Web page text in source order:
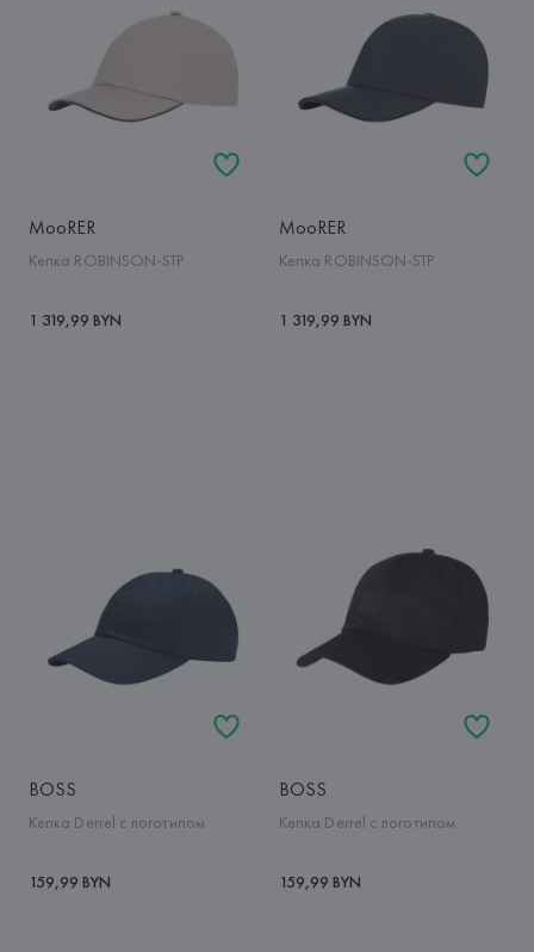
MooRER
Кепка ROBINSON-STP
1 319,99 BYN
MooRER
Кепка ROBINSON-STP
1 319,99 BYN
BOSS
Кепка Derrel с логотипом
159,99 BYN
BOSS
Кепка Derrel с логотипом
159,99 BYN